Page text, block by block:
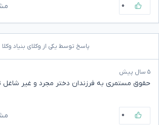
۰
پاسخ توسط یکی از وکلای بنیاد وکلا
۵ سال پیش
حقوق مستمری به فرزندان دختر مجرد و غیر شاغل
۰